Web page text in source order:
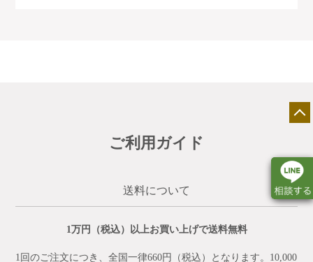
ご利用ガイド
送料について
1万円（税込）以上お買い上げで送料無料
1回のご注文につき、全国一律660円（税込）となります。10,000
店舗一覧 展示会情報 カタログ請求